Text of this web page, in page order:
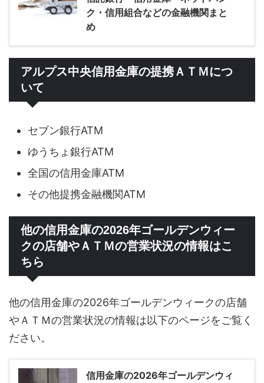
ク・信用組合などの金融機関まと
め
アルプス中央信用金庫の提携ＡＴＭにつ
いて
セブン銀行ATM
ゆうちょ銀行ATM
全国の信用金庫ATM
その他提携金融機関ATM
他の信用金庫の2026年ゴールデンウィー
クの店舗やＡＴＭの営業状況の情報はこ
ちら
他の信用金庫の2026年ゴールデンウィークの店舗
やＡＴＭの営業状況の情報は以下のページをご覧く
ださい。
信用金庫の2026年ゴールデンウィ